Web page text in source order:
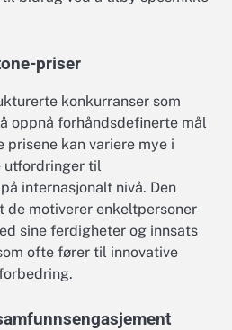
priser
konkurranser som
oppnå forhåndsdefinerte mål
prisene kan variere mye i
utfordringer til
internasjonalt nivå. Den
de motiverer enkeltpersoner
sine ferdigheter og innsats
ofte fører til innovative